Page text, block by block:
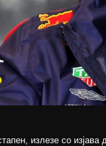
излезе со